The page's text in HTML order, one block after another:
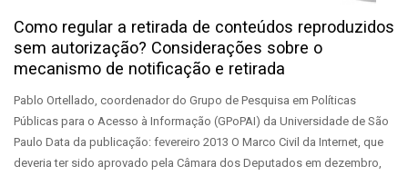
Como regular a retirada de conteúdos reproduzidos
sem autorização? Considerações sobre o
mecanismo de notificação e retirada
Pablo Ortellado, coordenador do Grupo de Pesquisa em Políticas
Públicas para o Acesso à Informação (GPoPAI) da Universidade de São
Paulo Data da publicação: fevereiro 2013 O Marco Civil da Internet, que
deveria ter sido aprovado pela Câmara dos Deputados em dezembro,